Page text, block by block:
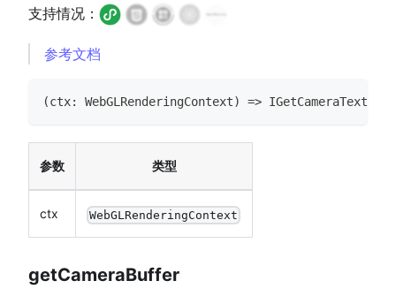
支持情况：
参考文档
(ctx: WebGLRenderingContext) =>
参数 类型
ctx WebGLRenderingContext
getCameraBuffer